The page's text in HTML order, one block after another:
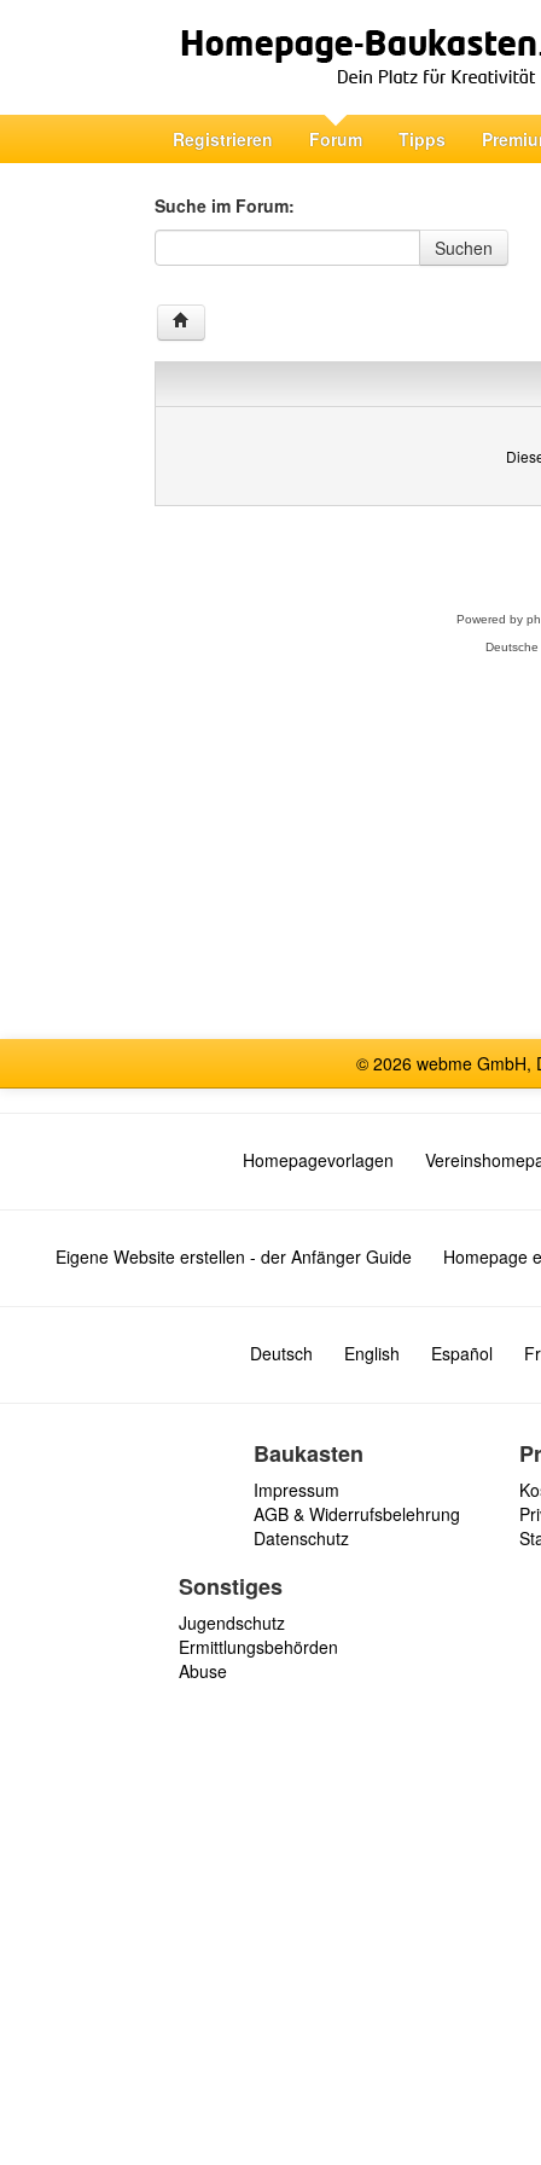
Registrieren Forum Tipps
Suche im Forum:
Suche im Forum
Suchen
Powered by
© 2026 webme GmbH,
Homepagevorlagen
Eigene Website erstellen - der Anfänger Guide Homepage
Deutsch English Español
Baukasten
Impressum
AGB & Widerrufsbelehrung
Datenschutz
Sonstiges
Jugendschutz
Ermittlungsbehörden
Abuse